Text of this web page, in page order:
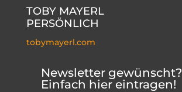
TOBY MAYERL
PERSÖNLICH
tobymayerl.com
Newsletter gewünscht?
Einfach hier eintragen!